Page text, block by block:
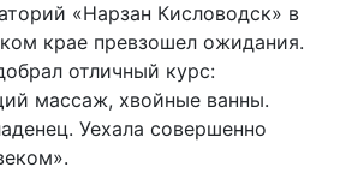
«Нарзан Кисловодск» в
крае превзошел ожидания.
отличный курс:
массаж, хвойные ванны.
Уехала совершенно